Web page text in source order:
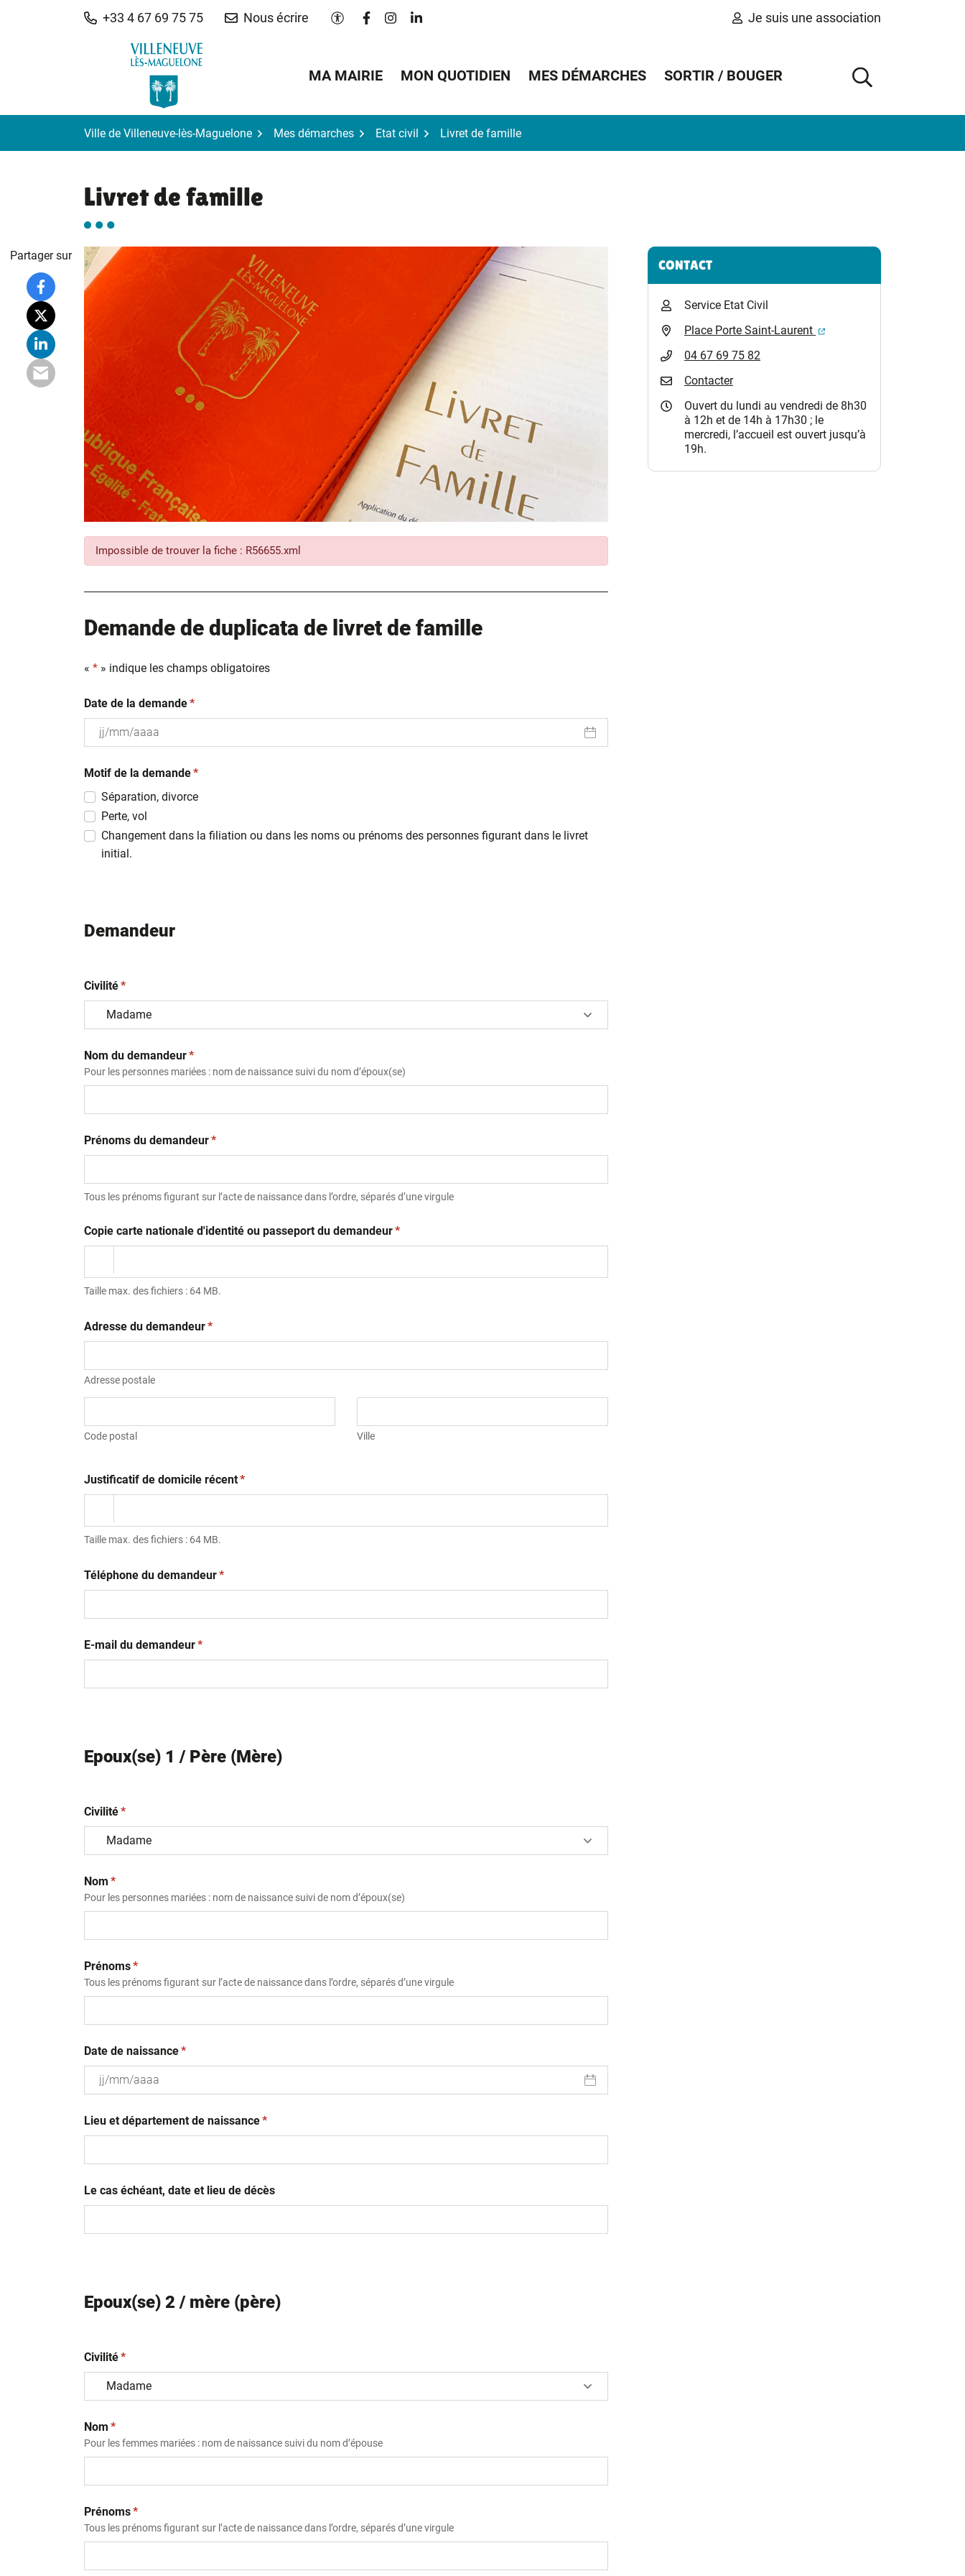
+33 4 67 69 75 75 Nous écrire Paramètres d'accessibilité
Lien vers le compte Facebook
Lien vers le compte Instagram
Lien vers le compte Linkedin Je suis une association
MA MAIRIE MON QUOTIDIEN MES DÉMARCHES SORTIR / BOUGER
AFFICHER
Ville de Villeneuve-lès-Maguelone Mes démarches Etat civil Livret de famille
Livret de famille
Impossible de trouver la fiche : R56655.xml
Demande de duplicata de livret de famille
« * » indique les champs obligatoires
Date de la demande(obligatoire)
*
slash
MM
slash
AAAA
Motif de la demande(obligatoire)
*
Séparation, divorce
Perte, vol
Changement dans la filiation ou dans les noms ou prénoms des personnes figurant dans le livret
initial.
Demandeur
Civilité(obligatoire)
*
Nom du demandeur(obligatoire)
*
Pour les personnes mariées : nom de naissance suivi du nom d’époux(se)
Prénoms du demandeur(obligatoire)
*
Tous les prénoms figurant sur l’acte de naissance dans l’ordre, séparés d’une virgule
Copie carte nationale d'identité ou passeport du demandeur(obligatoire)
*
Taille max. des fichiers : 64 MB.
Adresse du demandeur(obligatoire)
*
Adresse postale
Code postal Ville
Justificatif de domicile récent(obligatoire)
*
Taille max. des fichiers : 64 MB.
Téléphone du demandeur(obligatoire)
*
E-mail du demandeur(obligatoire)
*
Epoux(se) 1 / Père (Mère)
Civilité(obligatoire)
*
Nom (obligatoire)
*
Pour les personnes mariées : nom de naissance suivi de nom d’époux(se)
Prénoms(obligatoire)
*
Tous les prénoms figurant sur l’acte de naissance dans l’ordre, séparés d’une virgule
Date de naissance(obligatoire)
*
slash
MM
Lieu et département de naissance(obligatoire)
*
Le cas échéant, date et lieu de décès
Epoux(se) 2 / mère (père)
Civilité(obligatoire)
*
Nom (obligatoire)
*
Pour les femmes mariées : nom de naissance suivi du nom d’épouse
Prénoms(obligatoire)
*
Tous les prénoms figurant sur l’acte de naissance dans l’ordre, séparés d’une virgule
Partager sur Informations complémentaires
CONTACT
Service Etat Civil
Place Porte Saint-Laurent
(ouverture dans un nouvel
04 67 69 75 82
Contacter
Ouvert du lundi au vendredi de 8h30
à 12h et de 14h à 17h30 ; le
mercredi, l’accueil est ouvert jusqu’à
19h.